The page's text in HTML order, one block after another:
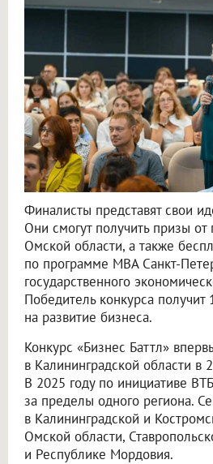
Финалисты представят свои
Они смогут получить призы от
Омской области, а также
по программе MBA Санкт-
государственного
Победитель конкурса
на развитие бизнеса.
Конкурс «Бизнес Баттл»
в Калининградской области в
В 2025 году по инициативе
за пределы одного региона.
в Калининградской и
Омской области,
и Республике Мордовия.